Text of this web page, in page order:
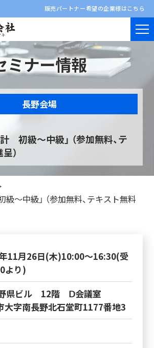
販売パートナー希望の企業様はこちら
ミナー情報
長野会場
初級～中級」 （参加無料、テ
）
～中級」 （参加無料、テキスト無料
11月26日(木)10:00～16:30(受
より)
県ビル 12階 Ⅾ会議室
大字南長野北石堂町1177番地3